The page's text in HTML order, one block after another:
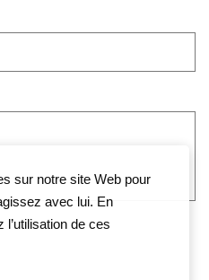
sur notre site Web pour
avec lui. En
de ces